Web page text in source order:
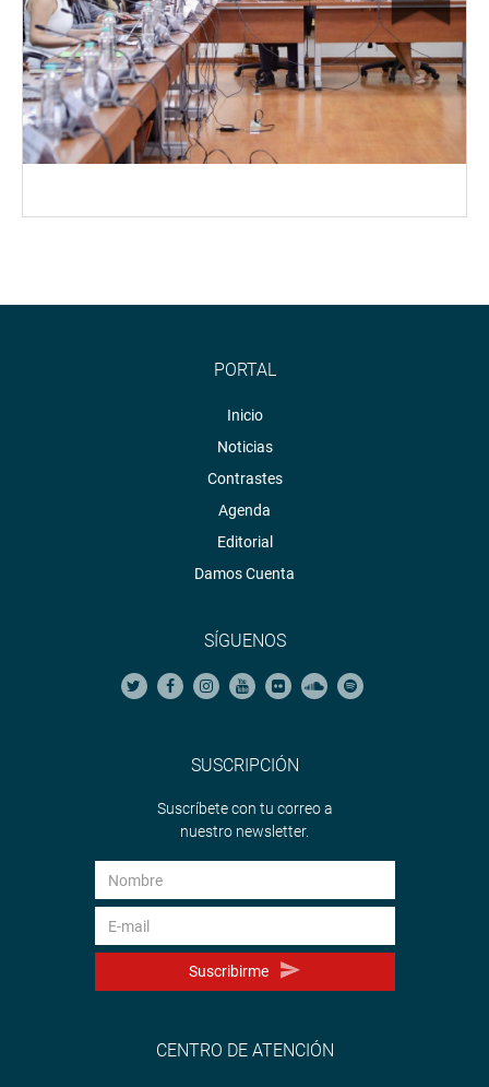
PORTAL
Inicio
Noticias
Contrastes
Agenda
Editorial
Damos Cuenta
SÍGUENOS
SUSCRIPCIÓN
Suscríbete con tu correo a
nuestro newsletter.
Suscribirme
CENTRO DE ATENCIÓN